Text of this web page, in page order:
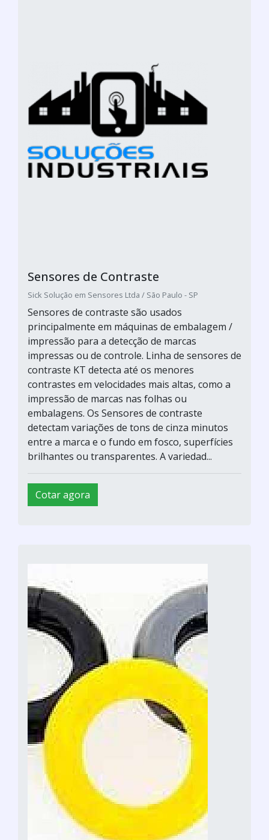
Sensores de Contraste
Sick Solução em Sensores Ltda / São Paulo - SP
Sensores de contraste são usados
principalmente em máquinas de embalagem /
impressão para a detecção de marcas
impressas ou de controle. Linha de sensores de
contraste KT detecta até os menores
contrastes em velocidades mais altas, como a
impressão de marcas nas folhas ou
embalagens. Os Sensores de contraste
detectam variações de tons de cinza minutos
entre a marca e o fundo em fosco, superfícies
brilhantes ou transparentes. A variedad...
Cotar agora